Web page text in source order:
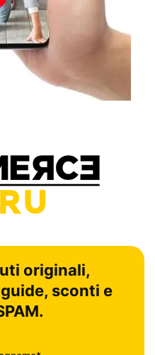
originali,
sconti e